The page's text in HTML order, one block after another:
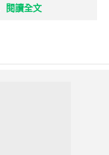
閱讀全文